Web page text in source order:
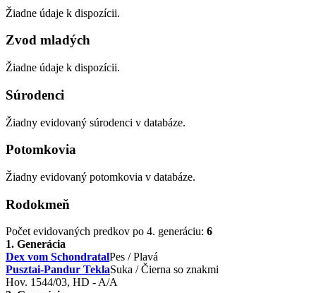
Žiadne údaje k dispozícii.
Zvod mladých
Žiadne údaje k dispozícii.
Súrodenci
Žiadny evidovaný súrodenci v databáze.
Potomkovia
Žiadny evidovaný potomkovia v databáze.
Rodokmeň
Počet evidovaných predkov po 4. generáciu: 6
1. Generácia
Dex vom SchondratalPes / Plavá
Pusztai-Pandur TeklaSuka / Čierna so znakmi
Hov. 1544/03, HD - A/A